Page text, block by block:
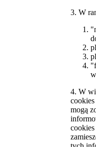
3. W
4. W
mogą